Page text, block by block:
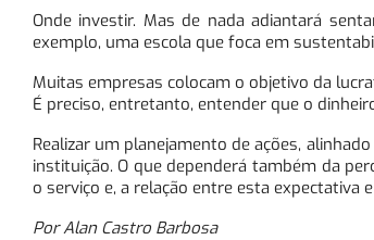
Onde investir. Mas de nada adiantará
exemplo, uma escola que foca em
Muitas empresas colocam o objetivo da
É preciso, entretanto, entender que o
Realizar um planejamento de ações,
instituição. O que dependerá também da
o serviço e, a relação entre esta expectativa
Por Alan Castro Barbosa